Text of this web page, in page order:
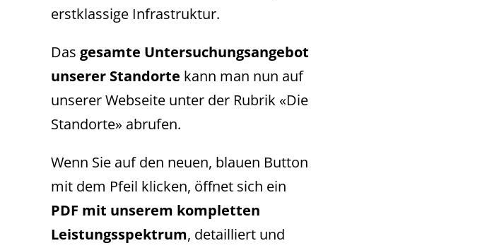
erstklassige Infrastruktur.
Das gesamte Untersuchungsangebot
unserer Standorte kann man nun auf
unserer Webseite unter der Rubrik «Die
Standorte» abrufen.
Wenn Sie auf den neuen, blauen Button
mit dem Pfeil klicken, öffnet sich ein
PDF mit unserem kompletten
Leistungsspektrum, detailliert und